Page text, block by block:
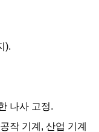
).
나사 고정.
작 기계, 산업 기계